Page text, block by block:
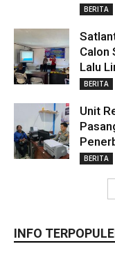
BERITA
Calon
Lalu
BERITA
Unit
BERITA
INFO